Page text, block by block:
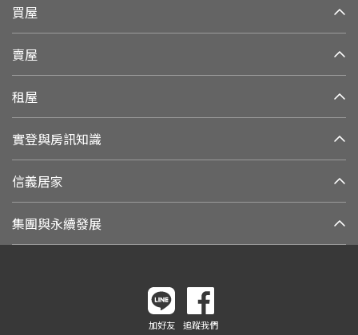
買屋
賣屋
租屋
實登與房訊知識
信義居家
集團與永續發展
加好友 追蹤我們